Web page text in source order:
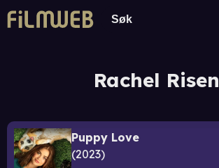
Rachel Risen
Puppy Love
2023